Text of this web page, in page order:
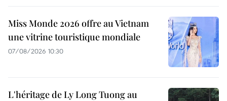
Miss Monde 2026 offre au Vietnam
une vitrine touristique mondiale
07/08/2026 10:30
L'héritage de Ly Long Tuong au